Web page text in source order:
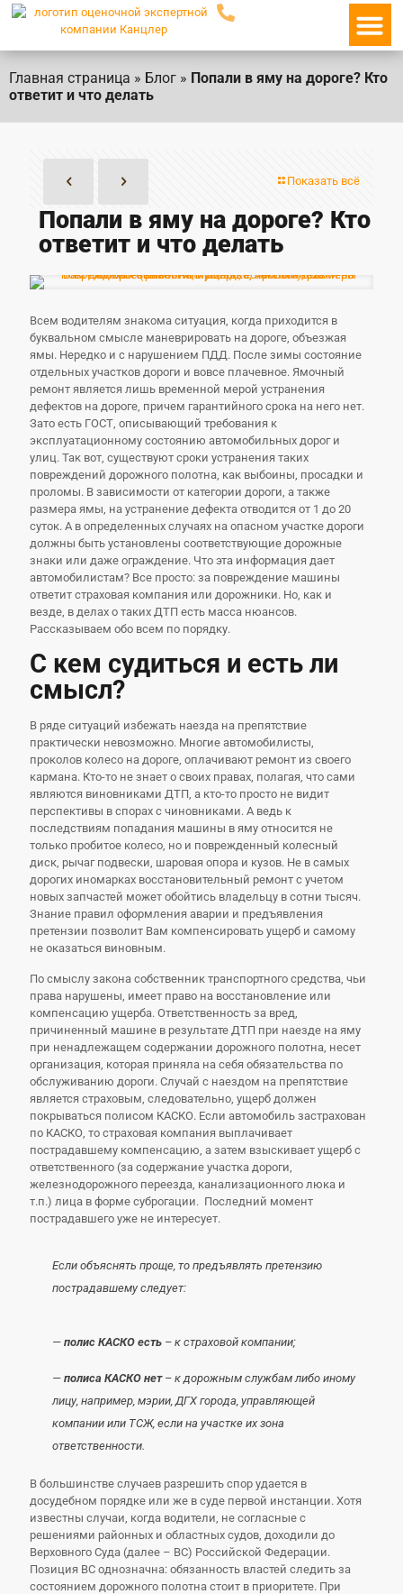
Главная страница » Блог » Попали в яму на дороге? Кто
ответит и что делать
Показать всё
Попали в яму на дороге? Кто
ответит и что делать
Всем водителям знакома ситуация, когда приходится в
буквальном смысле маневрировать на дороге, объезжая
ямы. Нередко и с нарушением ПДД. После зимы состояние
отдельных участков дороги и вовсе плачевное. Ямочный
ремонт является лишь временной мерой устранения
дефектов на дороге, причем гарантийного срока на него нет.
Зато есть ГОСТ, описывающий требования к
эксплуатационному состоянию автомобильных дорог и
улиц. Так вот, существуют сроки устранения таких
повреждений дорожного полотна, как выбоины, просадки и
проломы. В зависимости от категории дороги, а также
размера ямы, на устранение дефекта отводится от 1 до 20
суток. А в определенных случаях на опасном участке дороги
должны быть установлены соответствующие дорожные
знаки или даже ограждение. Что эта информация дает
автомобилистам? Все просто: за повреждение машины
ответит страховая компания или дорожники. Но, как и
везде, в делах о таких ДТП есть масса нюансов.
Рассказываем обо всем по порядку.
С кем судиться и есть ли
смысл?
В ряде ситуаций избежать наезда на препятствие
практически невозможно. Многие автомобилисты,
проколов колесо на дороге, оплачивают ремонт из своего
кармана. Кто-то не знает о своих правах, полагая, что сами
являются виновниками ДТП, а кто-то просто не видит
перспективы в спорах с чиновниками. А ведь к
последствиям попадания машины в яму относится не
только пробитое колесо, но и поврежденный колесный
диск, рычаг подвески, шаровая опора и кузов. Не в самых
дорогих иномарках восстановительный ремонт с учетом
новых запчастей может обойтись владельцу в сотни тысяч.
Знание правил оформления аварии и предъявления
претензии позволит Вам компенсировать ущерб и самому
не оказаться виновным.
По смыслу закона собственник транспортного средства, чьи
права нарушены, имеет право на восстановление или
компенсацию ущерба. Ответственность за вред,
причиненный машине в результате ДТП при наезде на яму
при ненадлежащем содержании дорожного полотна, несет
организация, которая приняла на себя обязательства по
обслуживанию дороги. Случай с наездом на препятствие
является страховым, следовательно, ущерб должен
покрываться полисом КАСКО. Если автомобиль застрахован
по КАСКО, то страховая компания выплачивает
пострадавшему компенсацию, а затем взыскивает ущерб с
ответственного (за содержание участка дороги,
железнодорожного переезда, канализационного люка и
т.п.) лица в форме суброгации. Последний момент
пострадавшего уже не интересует.
Если объяснять проще, то предъявлять претензию
пострадавшему следует:
— полис КАСКО есть – к страховой компании;
— полиса КАСКО нет– к дорожным службам либо иному
лицу, например, мэрии, ДГХ города, управляющей
компании или ТСЖ, если на участке их зона
ответственности.
В большинстве случаев разрешить спор удается в
досудебном порядке или же в суде первой инстанции. Хотя
известны случаи, когда водители, не согласные с
решениями районных и областных судов, доходили до
Верховного Суда (далее – ВС) Российской Федерации.
Позиция ВС однозначна: обязанность властей следить за
состоянием дорожного полотна стоит в приоритете. При